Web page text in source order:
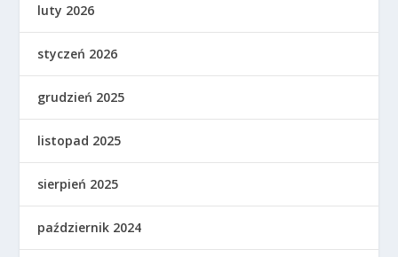
luty 2026
styczeń 2026
grudzień 2025
listopad 2025
sierpień 2025
październik 2024